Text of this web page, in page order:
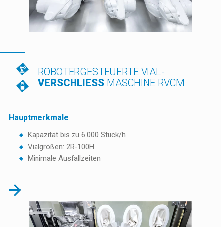
ROBOTERGESTEUERTE VIAL-
VERSCHLIESS
MASCHINE RVCM
Hauptmerkmale
Kapazität bis zu 6.000 Stück/h
Vialgrößen: 2R-100H
Minimale Ausfallzeiten